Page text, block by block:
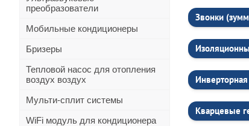
преобразователи
Мобильные кондиционеры
Бризеры
Тепловой насос для отопления
воздух воздух
Мульти-сплит системы
WiFi модуль для кондиционера
Звонки
Кварцевые